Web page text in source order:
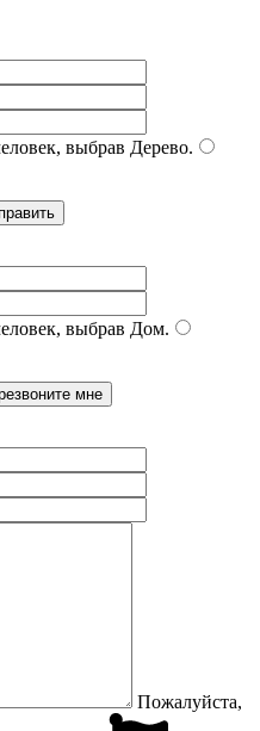
выбрав Дерево.
выбрав Дом.
Пожалуйста,